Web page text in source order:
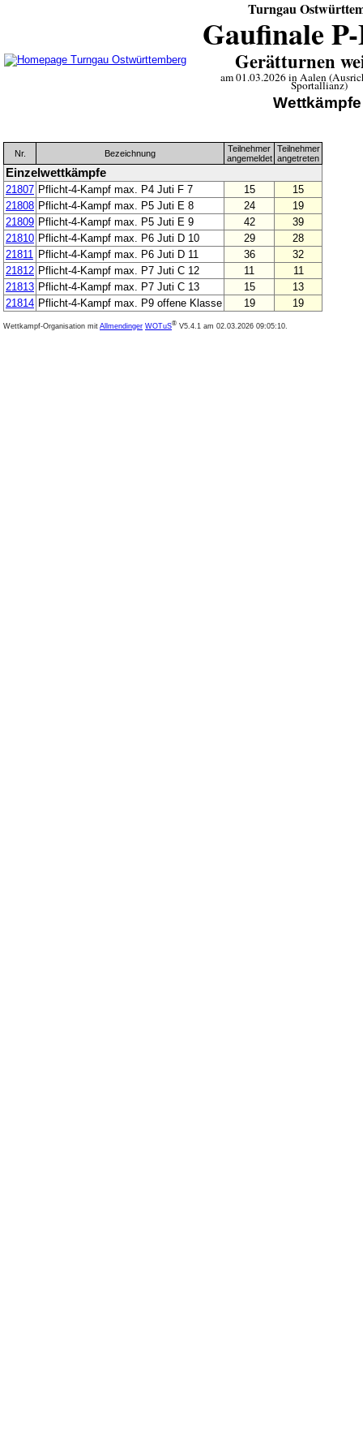
Turngau
Gaufinale
Gerätturnen
am 01.03.2026 in Aalen
Sportallianz)
Wettkämpfe
Nr. Bezeichnung
Teilnehmer
angemeldet
Teilnehmer
angetreten
Einzelwettkämpfe
21807 Pflicht-4-Kampf max. P4 Juti F 7 15
15
21808 Pflicht-4-Kampf max. P5 Juti E 8 24
19
21809 Pflicht-4-Kampf max. P5 Juti E 9 42
39
21810 Pflicht-4-Kampf max. P6 Juti D 10 29
28
21811 Pflicht-4-Kampf max. P6 Juti D 11 36
32
21812 Pflicht-4-Kampf max. P7 Juti C 12 11
11
21813 Pflicht-4-Kampf max. P7 Juti C 13 15
13
21814 Pflicht-4-Kampf max. P9 offene Klasse 19 19
Wettkampf-Organisation mit Allmendinger WOTuS® V5.4.1 am 02.03.2026 09:05:10.